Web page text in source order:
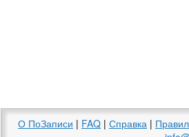
О ПоЗаписи | FAQ | Справка |